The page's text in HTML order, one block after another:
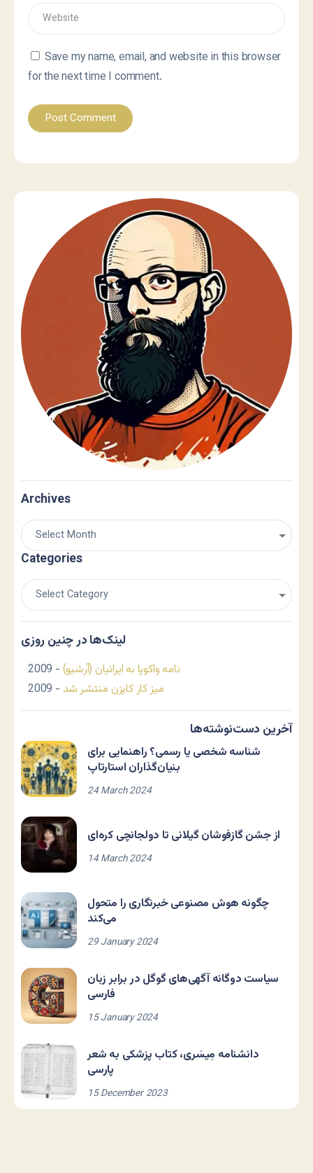
Save my name, email, and website in this browser
for the next time I comment.
Archives
Categories
لینک‌ها در چنین روزی
نامه واکوپا به ایرانیان (آرشیو) - 2009
میز کار کایزن منتشر شد - 2009
آخرین دست‌نوشته‌ها
شناسه شخصی یا رسمی؟ راهنمایی برای
بنیان‌گذاران استارتاپ
24 March 2024
از جشن گازفوشان گیلانی تا دولجانچی کره‌ای
14 March 2024
چگونه هوش مصنوعی خبرنگاری را متحول
می‌کند
29 January 2024
سیاست دوگانه آگهی‌های گوگل در برابر زبان
فارسی
15 January 2024
دانشنامه مِیسَری، کتاب پزشکی به شعر
پارسی
15 December 2023